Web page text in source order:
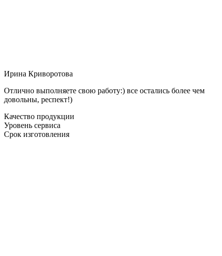
Ирина Криворотова
Отлично выполняете свою работу:) все остались более чем
довольны, респект!)
Качество продукции
Уровень сервиса
Срок изготовления